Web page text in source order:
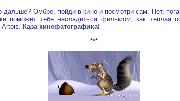
Омбре, пойди в кино и посмотри сам. Нет,
поможет тебе насладиться фильмом, как теплая
Каза кинефатографика!
***